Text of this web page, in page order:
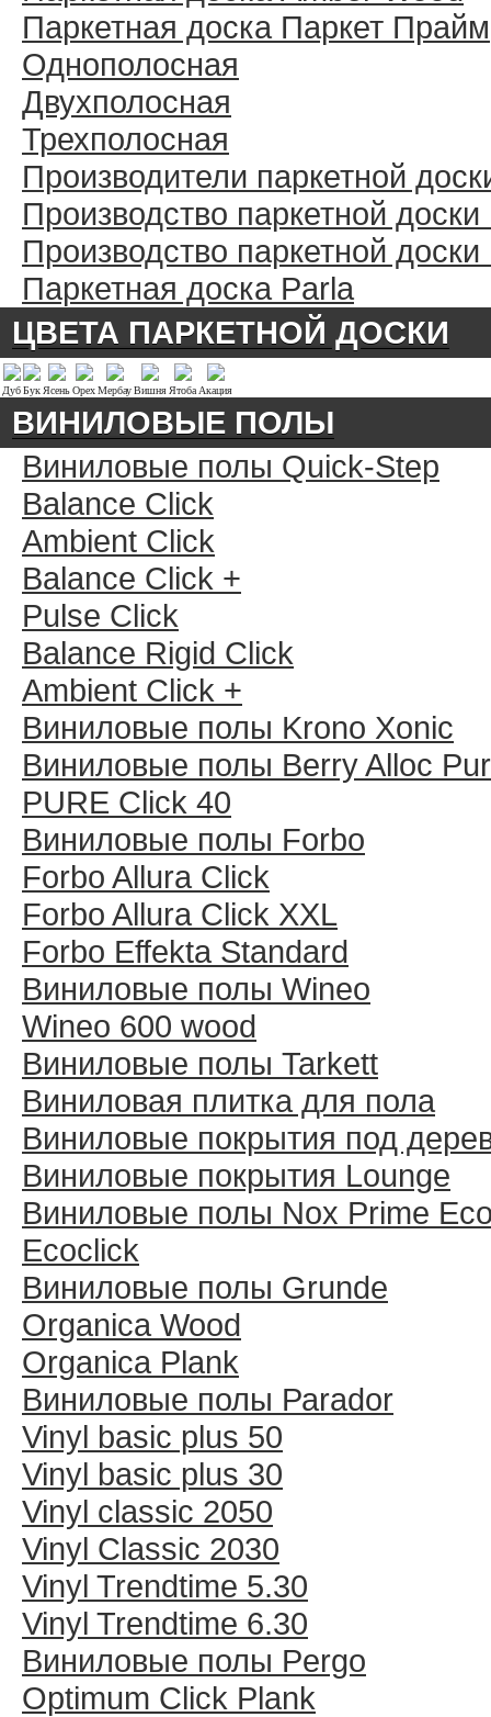
Паркетная доска Паркет Прайм
Однополосная
Двухполосная
Трехполосная
Производители паркетной
Производство паркетной
Производство паркетной
Паркетная доска Parla
ЦВЕТА ПАРКЕТНОЙ ДОСКИ
ДубБук ЯсеньОрехМербауВишня Ятоба Акация
ВИНИЛОВЫЕ ПОЛЫ
Виниловые полы Quick-Step
Balance Click
Ambient Click
Balance Click +
Pulse Click
Balance Rigid Click
Ambient Click +
Виниловые полы Krono Xonic
Виниловые полы Berry Alloc
PURE Click 40
Виниловые полы Forbo
Forbo Allura Click
Forbo Allura Click XXL
Forbo Effekta Standard
Виниловые полы Wineo
Wineo 600 wood
Виниловые полы Tarkett
Виниловая плитка для пола
Виниловые покрытия под
Виниловые покрытия Lounge
Виниловые полы Nox Prime
Ecoclick
Виниловые полы Grunde
Organica Wood
Organica Plank
Виниловые полы Раrador
Vinyl basic plus 50
Vinyl basic plus 30
Vinyl classic 2050
Vinyl Classic 2030
Vinyl Trendtime 5.30
Vinyl Trendtime 6.30
Виниловые полы Pergo
Optimum Click Plank